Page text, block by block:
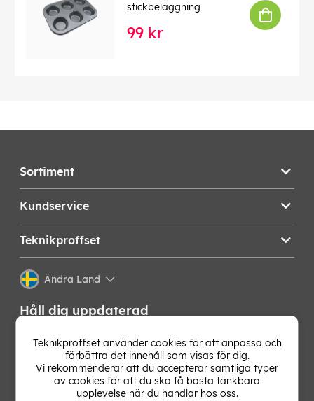
stickbeläggning
99 kr
Sortiment
Kundservice
Teknikproffset
Ändra Land
Håll dig uppdaterad
Få de senaste nyheterna, hetaste erbjudandena och
bästa tipsen från oss direkt i din mejlkorg. Signa upp på
vårt nyhetsbrev!
Teknikproffset använder cookies för att anpassa och
förbättra det innehåll som visas för dig.
Vi rekommenderar att du accepterar samtliga typer
av cookies för att du ska få bästa tänkbara
upplevelse när du handlar hos oss.